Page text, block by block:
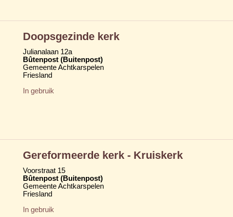
Doopsgezinde kerk
Julianalaan 12a
Bûtenpost (Buitenpost)
Gemeente Achtkarspelen
Friesland
In gebruik
Gereformeerde kerk - Kruiskerk
Voorstraat 15
Bûtenpost (Buitenpost)
Gemeente Achtkarspelen
Friesland
In gebruik